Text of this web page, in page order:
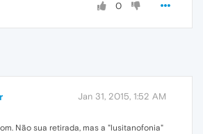
0
Jan 31, 2015, 1:52 AM
Não sua retirada, mas a "lusitanofonia"